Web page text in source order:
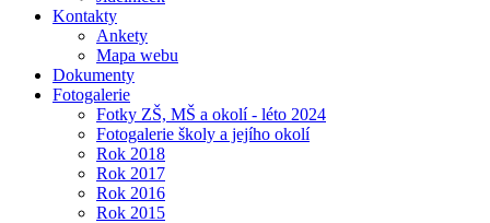
Kontakty
Ankety
Mapa webu
Dokumenty
Fotogalerie
Fotky ZŠ, MŠ a okolí - léto 2024
Fotogalerie školy a jejího okolí
Rok 2018
Rok 2017
Rok 2016
Rok 2015